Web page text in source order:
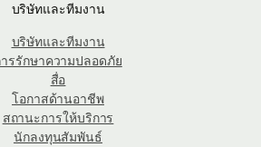
บริษัทและทีมงาน
บริษัทและทีมงาน
รรักษาความปลอดภัย
สื่อ
โอกาสด้านอาชีพ
สถานะการให้บริการ
นักลงทุนสัมพันธ์